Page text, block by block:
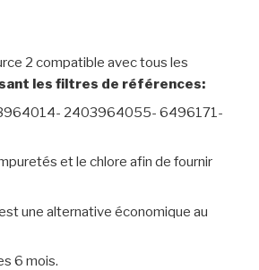
2 compatible avec tous les
les filtres de références:
2403964055- 6496171-
et le chlore afin de fournir
une alternative économique au
6 mois.